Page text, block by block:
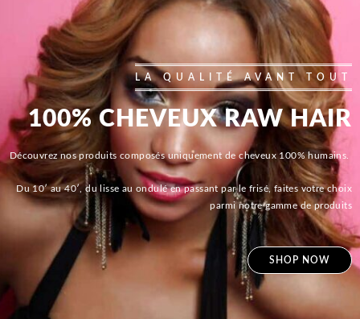
LA QUALITÉ AVANT TOUT
100% CHEVEUX RAW HAIR
Découvrez nos produits composés uniquement de cheveux 100% humains.
Du 10′ au 40′, du lisse au ondulé en passant par le frisé, faites votre choix
parmi notre gamme de produits
SHOP NOW